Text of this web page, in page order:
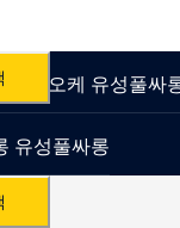
가라오케 유성풀싸
유성풀싸롱